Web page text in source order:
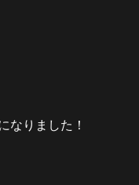
なりました！